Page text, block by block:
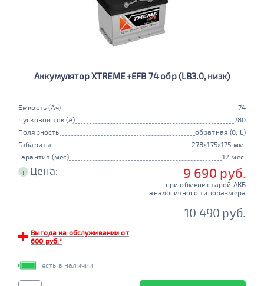
Аккумулятор XTREME +EFB 74 обр (LB3.0, низк)
Емкость (Ач)
74
Пусковой ток (А)
780
Полярность
обратная (0, L)
Габариты
278x175x175 мм.
Гарантия (мес)
12 мес.
i Цена: 9 690 руб.
при обмене старой АКБ
аналогичного типоразмера
10 490 руб.
Выгода на обслуживании от
600 руб.*
есть в наличии